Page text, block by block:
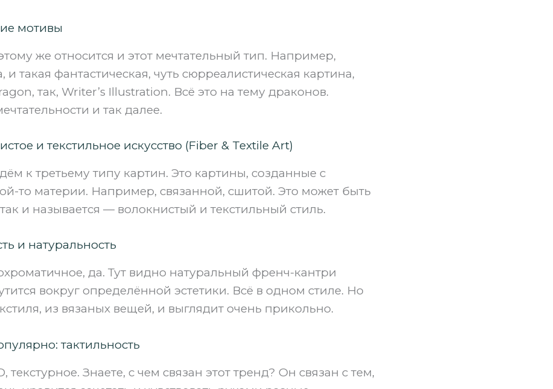
мотивы
этому же относится и этот мечтательный тип. Например,
и такая фантастическая, чуть сюрреалистическая картина,
так, Writer’s Illustration. Всё это на тему драконов.
и так далее.
и текстильное искусство (Fiber & Textile Art)
к третьему типу картин. Это картины, созданные с
то материи. Например, связанной, сшитой. Это может быть
и называется — волокнистый и текстильный стиль.
и натуральность
да. Тут видно натуральный френч-кантри
вокруг определённой эстетики. Всё в одном стиле. Но
из вязаных вещей, и выглядит очень прикольно.
тактильность
текстурное. Знаете, с чем связан этот тренд? Он связан с тем,